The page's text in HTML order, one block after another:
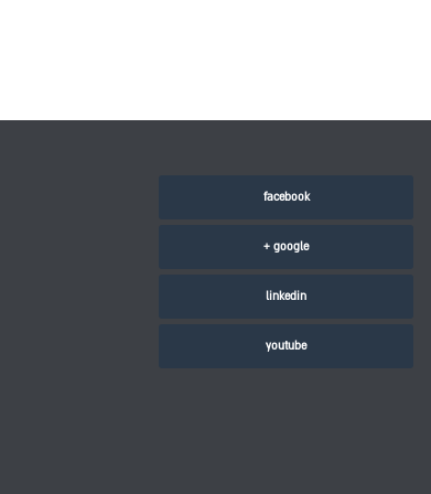
facebook
google +
linkedin
youtube